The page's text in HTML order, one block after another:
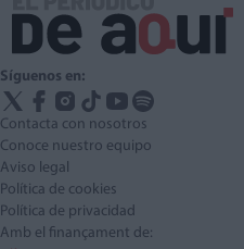
Síguenos en:
Contacta con nosotros
Conoce nuestro equipo
Aviso legal
Política de cookies
Política de privacidad
Amb el finançament de: